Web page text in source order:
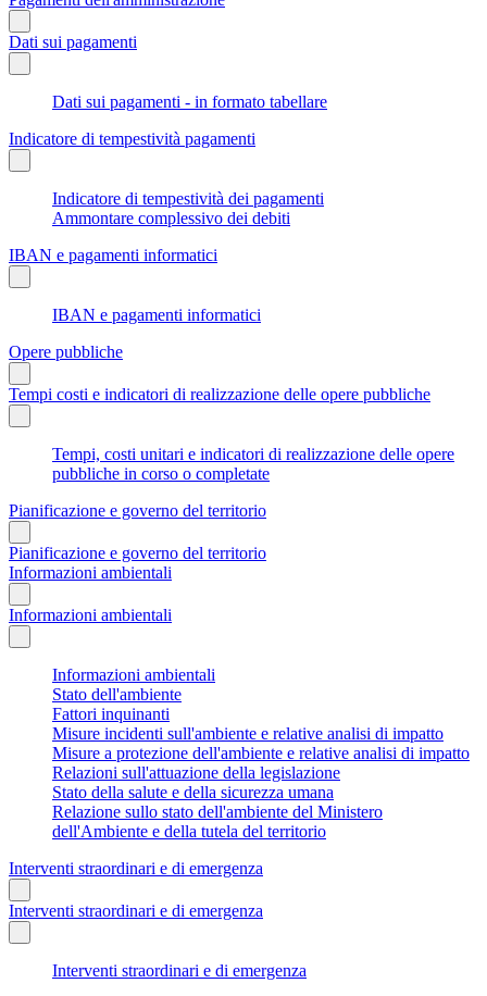
Dati sui pagamenti
Dati sui pagamenti - in formato tabellare
Indicatore di tempestività pagamenti
Indicatore di tempestività dei pagamenti
Ammontare complessivo dei debiti
IBAN e pagamenti informatici
IBAN e pagamenti informatici
Opere pubbliche
Tempi costi e indicatori di realizzazione delle opere pubbliche
Tempi, costi unitari e indicatori di realizzazione delle opere
pubbliche in corso o completate
Pianificazione e governo del territorio
Pianificazione e governo del territorio
Informazioni ambientali
Informazioni ambientali
Informazioni ambientali
Stato dell'ambiente
Fattori inquinanti
Misure incidenti sull'ambiente e relative analisi di impatto
Misure a protezione dell'ambiente e relative analisi di impatto
Relazioni sull'attuazione della legislazione
Stato della salute e della sicurezza umana
Relazione sullo stato dell'ambiente del Ministero
dell'Ambiente e della tutela del territorio
Interventi straordinari e di emergenza
Interventi straordinari e di emergenza
Interventi straordinari e di emergenza